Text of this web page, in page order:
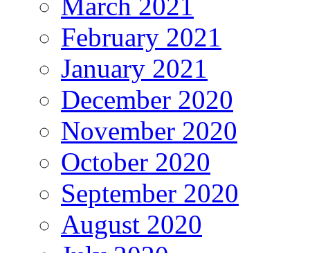
February 2021
January 2021
December 2020
November 2020
October 2020
September 2020
August 2020